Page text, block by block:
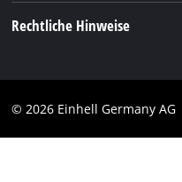
Vertrag widerrufen
Rechtliche Hinweise
Impressum
© 2026 Einhell Germany AG